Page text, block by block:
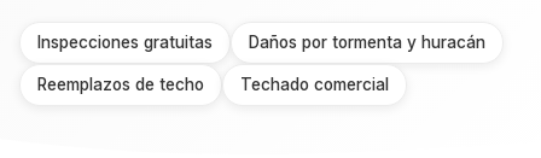
Inspecciones gratuitas Daños por tormenta y huracán
Reemplazos de techo Techado comercial